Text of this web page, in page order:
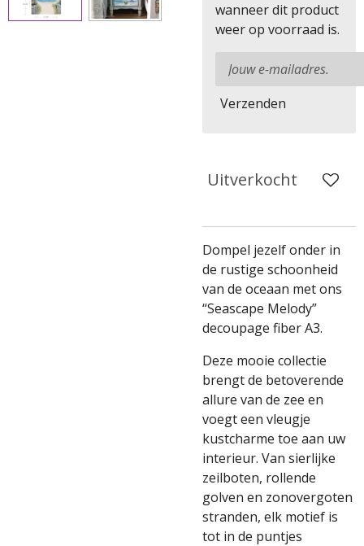
wanneer dit product
weer op voorraad is.
Verzenden
Uitverkocht
Dompel jezelf onder in
de rustige schoonheid
van de oceaan met ons
“Seascape Melody”
decoupage fiber A3.
Deze mooie collectie
brengt de betoverende
allure van de zee en
voegt een vleugje
kustcharme toe aan uw
interieur. Van sierlijke
zeilboten, rollende
golven en zonovergoten
stranden, elk motief is
tot in de puntjes